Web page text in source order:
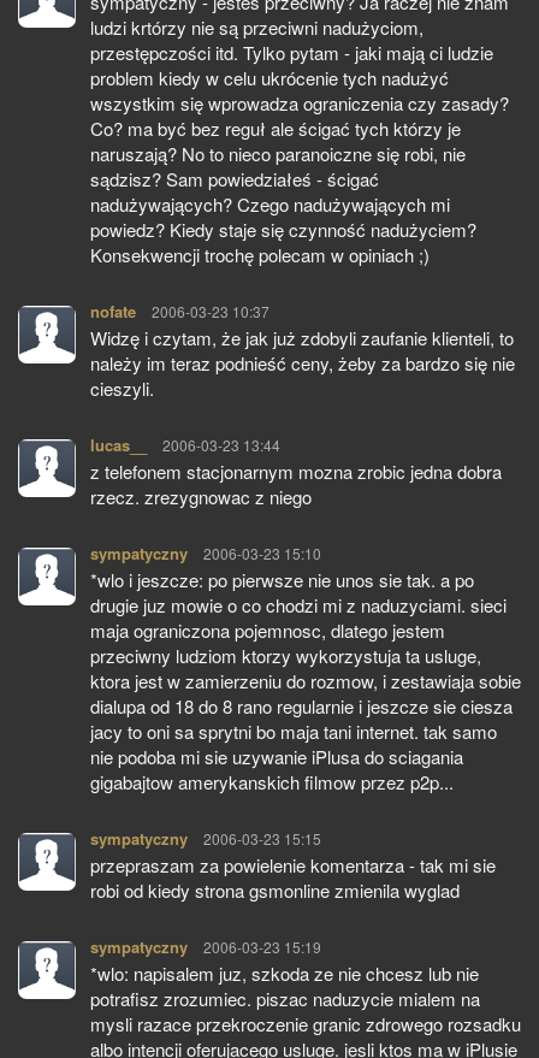
ludzi krtórzy nie są przeciwni nadużyciom,
przestępczości itd. Tylko pytam - jaki mają ci ludzie
problem kiedy w celu ukrócenie tych nadużyć
wszystkim się wprowadza ograniczenia czy zasady?
Co? ma być bez reguł ale ścigać tych którzy je
naruszają? No to nieco paranoiczne się robi, nie
sądzisz? Sam powiedziałeś - ścigać
nadużywających? Czego nadużywających mi
powiedz? Kiedy staje się czynność nadużyciem?
Konsekwencji trochę polecam w opiniach ;)
nofate pisze:
2006-03-23 10:37
Widzę i czytam, że jak już zdobyli zaufanie klienteli, to
należy im teraz podnieść ceny, żeby za bardzo się nie
cieszyli.
lucas__ pisze:
2006-03-23 13:44
z telefonem stacjonarnym mozna zrobic jedna dobra
rzecz. zrezygnowac z niego
sympatyczny pisze:
2006-03-23 15:10
*wlo i jeszcze: po pierwsze nie unos sie tak. a po
drugie juz mowie o co chodzi mi z naduzyciami. sieci
maja ograniczona pojemnosc, dlatego jestem
przeciwny ludziom ktorzy wykorzystuja ta usluge,
ktora jest w zamierzeniu do rozmow, i zestawiaja sobie
dialupa od 18 do 8 rano regularnie i jeszcze sie ciesza
jacy to oni sa sprytni bo maja tani internet. tak samo
nie podoba mi sie uzywanie iPlusa do sciagania
gigabajtow amerykanskich filmow przez p2p...
sympatyczny pisze:
2006-03-23 15:15
przepraszam za powielenie komentarza - tak mi sie
robi od kiedy strona gsmonline zmienila wyglad
sympatyczny pisze:
2006-03-23 15:19
*wlo: napisalem juz, szkoda ze nie chcesz lub nie
potrafisz zrozumiec. piszac naduzycie mialem na
mysli razace przekroczenie granic zdrowego rozsadku
albo intencji oferujacego usluge. jesli ktos ma w iPlusie